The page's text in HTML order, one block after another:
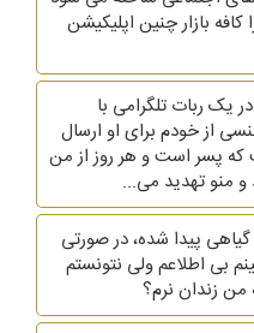
بازار چنین اپلیکیشن
ربات تلگرامی با
از خودم برای او ارسال
پسر است و هر روز از من
منو تهدید می...
مخدر گیاهی پیدا شده، در صورتی
بی اطلاعم ولی نتونستم
من زندان نرم؟